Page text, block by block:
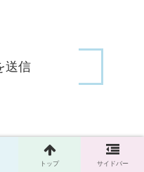
トップ サイドバー